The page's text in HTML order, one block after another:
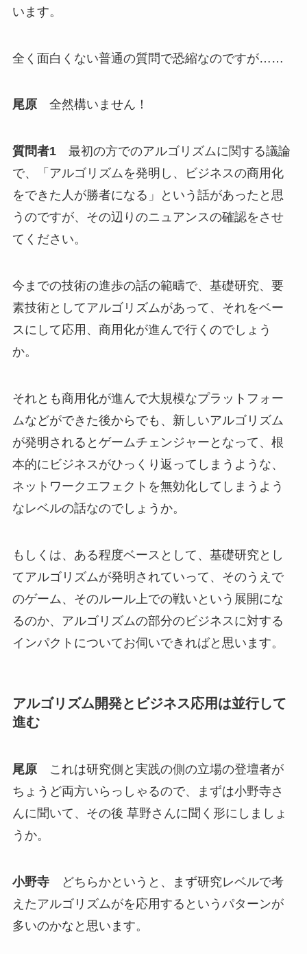
います。
全く面白くない普通の質問で恐縮なのですが……
尾原全然構いません！
質問者1最初の方でのアルゴリズムに関する議論
で、「アルゴリズムを発明し、ビジネスの商用化
をできた人が勝者になる」という話があったと思
うのですが、その辺りのニュアンスの確認をさせ
てください。
今までの技術の進歩の話の範疇で、基礎研究、要
素技術としてアルゴリズムがあって、それをベー
スにして応用、商用化が進んで行くのでしょう
か。
それとも商用化が進んで大規模なプラットフォー
ムなどができた後からでも、新しいアルゴリズム
が発明されるとゲームチェンジャーとなって、根
本的にビジネスがひっくり返ってしまうような、
ネットワークエフェクトを無効化してしまうよう
なレベルの話なのでしょうか。
もしくは、ある程度ベースとして、基礎研究とし
てアルゴリズムが発明されていって、そのうえで
のゲーム、そのルール上での戦いという展開にな
るのか、アルゴリズムの部分のビジネスに対する
インパクトについてお伺いできればと思います。
アルゴリズム開発とビジネス応用は並行して
進む
尾原これは研究側と実践の側の立場の登壇者が
ちょうど両方いらっしゃるので、まずは小野寺さ
んに聞いて、その後 草野さんに聞く形にしましょ
うか。
小野寺どちらかというと、まず研究レベルで考
えたアルゴリズムがを応用するというパターンが
多いのかなと思います。